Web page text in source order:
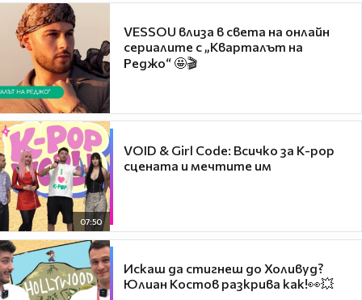
VESSOU влиза в света на онлайн
сериалите с „Кварталът на
Реджо“ 🤩🎬
07:50
VOID & Girl Code: Всичко за K-pop
сцената и мечтите им
Искаш да стигнеш до Холивуд?
Юлиан Костов разкрива как!👀💥